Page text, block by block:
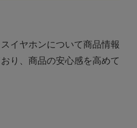
イヤホンについて商品情報
り、商品の安心感を高めて